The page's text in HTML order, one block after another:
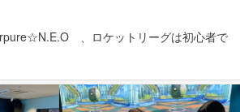
、ロケットリーグは初心者で